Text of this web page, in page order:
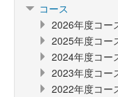
コース
2026年度コー
2025年度コー
2024年度コー
2023年度コー
2022年度コー